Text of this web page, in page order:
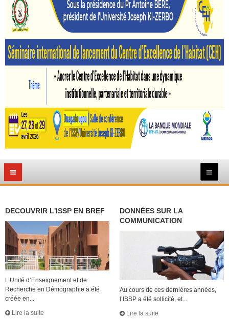
DECOUVRIR L'ISSP EN BREF
L’Unité d’Enseignement et de
Recherche en Démographie a été
créée en...
Lire la suite
DONNÉES SUR LA
COMMUNICATION
Au cours de ces dernières années,
l’ISSP a été sollicité, et...
Lire la suite